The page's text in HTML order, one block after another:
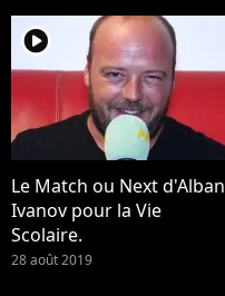
player2
Le Match ou Next d'Alban
Ivanov pour la Vie
Scolaire.
28 août 2019